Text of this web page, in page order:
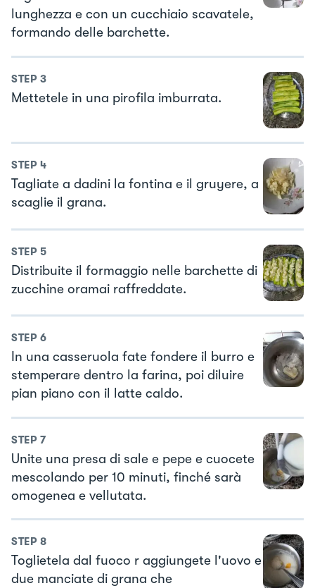
lunghezza e con un cucchiaio scavatele,
formando delle barchette.
STEP 3
Mettetele in una pirofila imburrata.
STEP 4
Tagliate a dadini la fontina e il gruyere, a
scaglie il grana.
STEP 5
Distribuite il formaggio nelle barchette di
zucchine oramai raffreddate.
STEP 6
In una casseruola fate fondere il burro e
stemperare dentro la farina, poi diluire
pian piano con il latte caldo.
STEP 7
Unite una presa di sale e pepe e cuocete
mescolando per 10 minuti, finché sarà
omogenea e vellutata.
STEP 8
Toglietela dal fuoco r aggiungete l'uovo e
due manciate di grana che